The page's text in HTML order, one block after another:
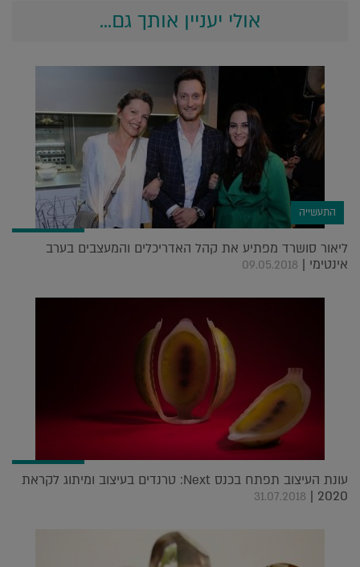
אולי יעניין אותך גם...
התעשייה
ליאור סושרד מפתיע את קהל האדריכלים והמעצבים בערב
אינטימי | 09.05.2018
עונת העיצוב תפתח בכנס Next: טרנדים בעיצוב ומיתוג לקראת
2020 |
31.07.2018